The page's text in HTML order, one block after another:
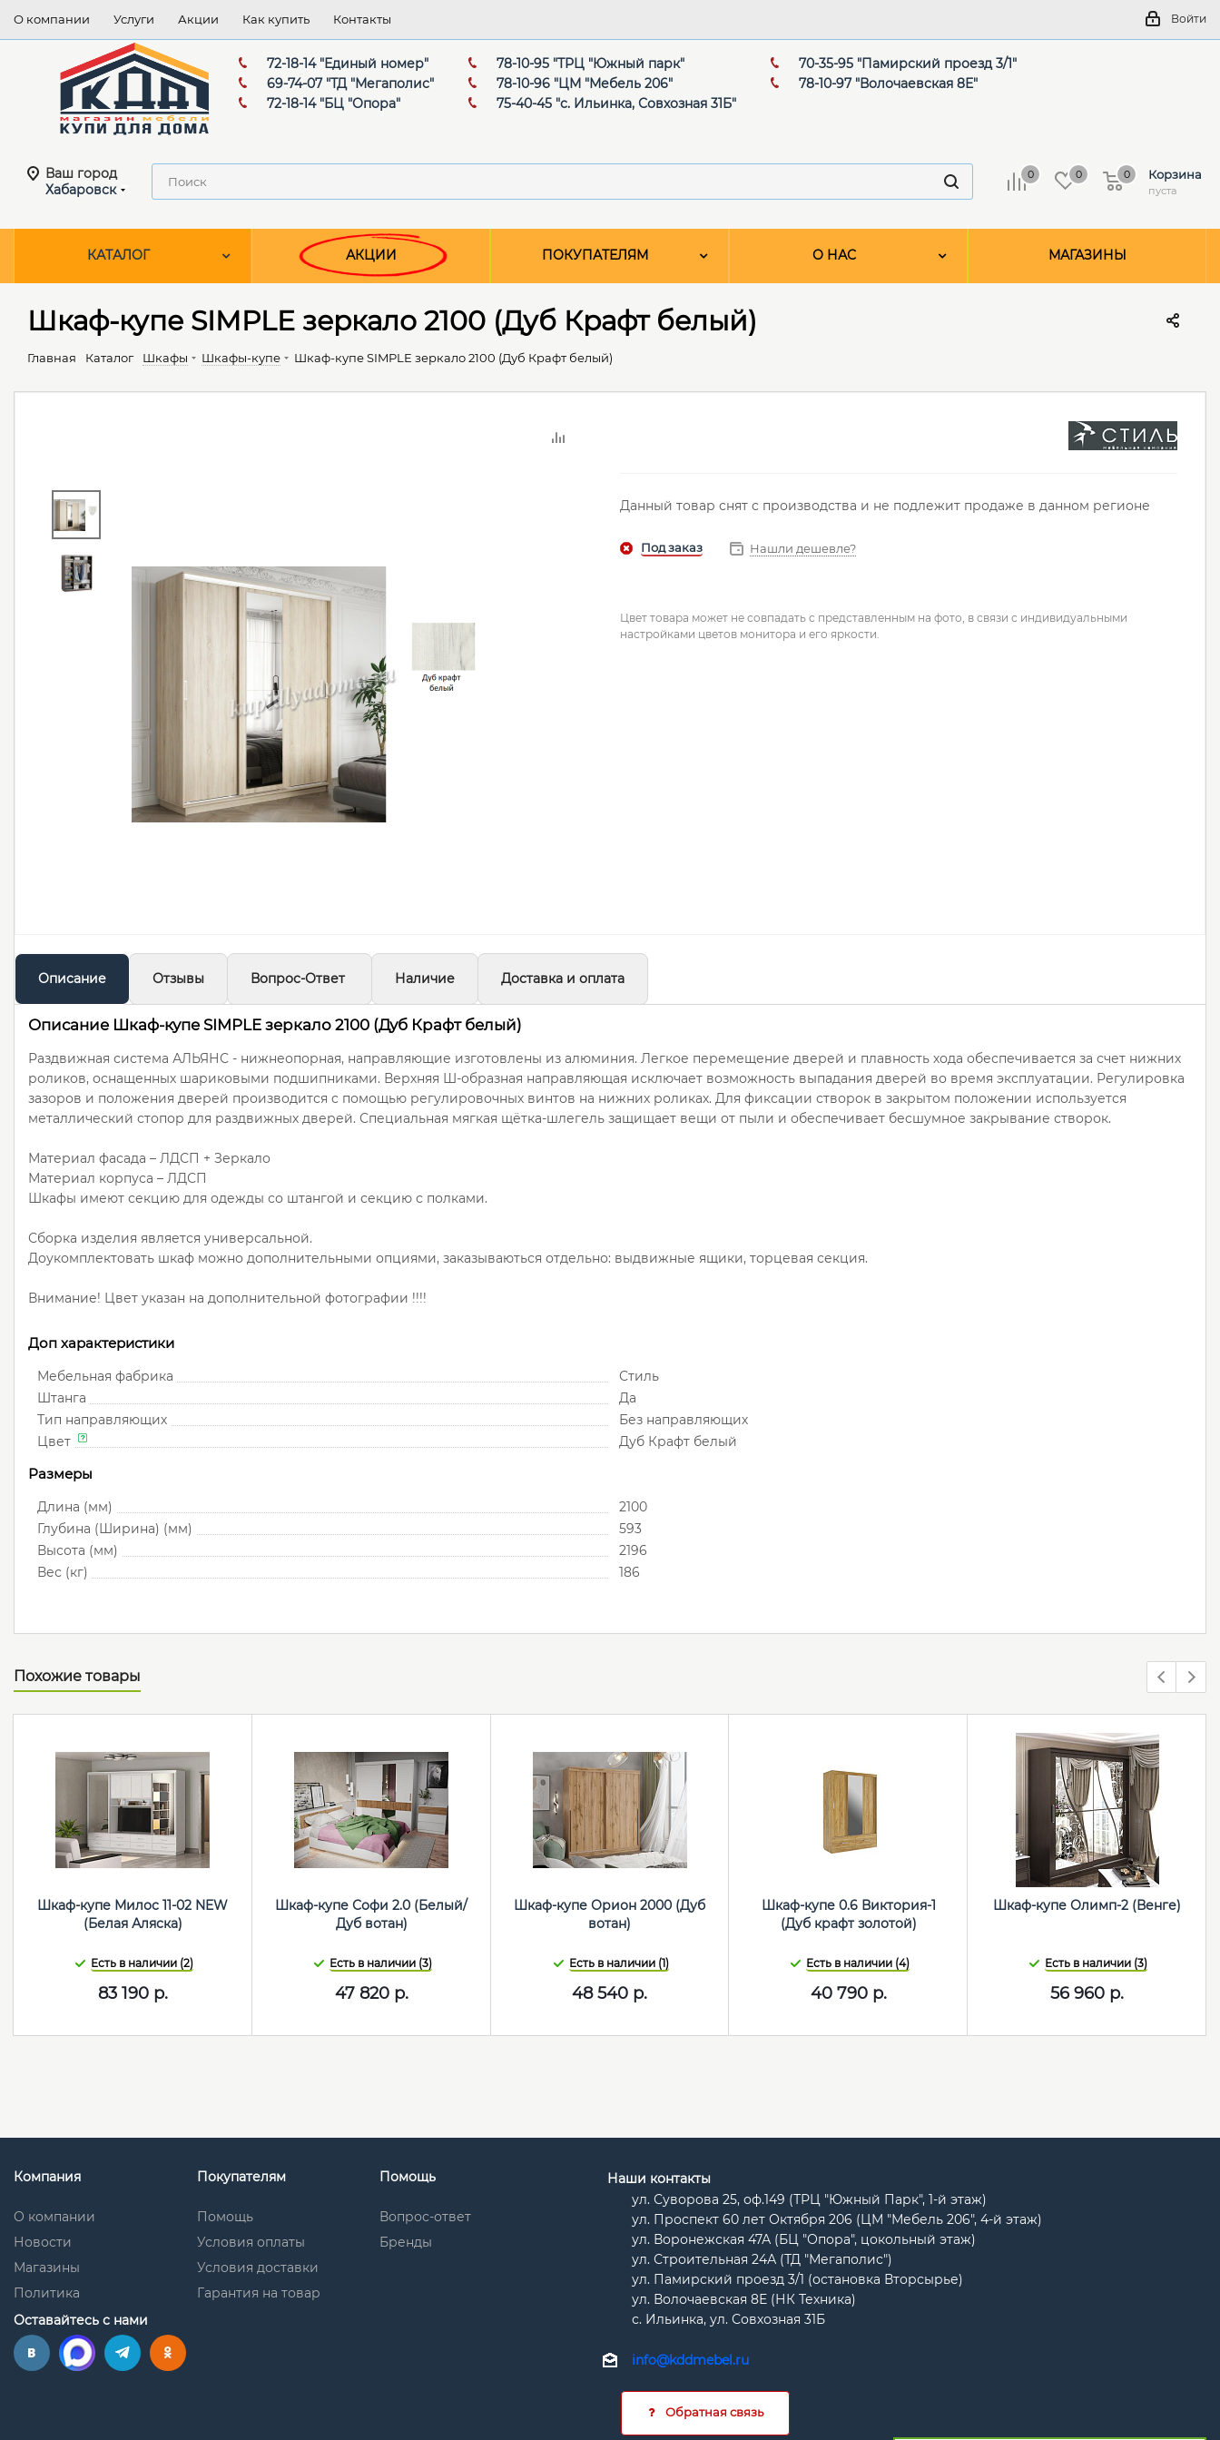
О компании Услуги Акции Как купить Контакты Войти
72-18-14 "Единый номер"
69-74-07 "ТД "Мегаполис"
72-18-14 "БЦ "Опора"
78-10-95 "ТРЦ "Южный парк"
78-10-96 "ЦМ "Мебель 206"
75-40-45 "с. Ильинка, Совхозная 31Б"
70-35-95 "Памирский проезд 3/1"
78-10-97 "Волочаевская 8Е"
Ваш город
Хабаровск
0 0 Корзина
пуста
0
КАТАЛОГ АКЦИИ ПОКУПАТЕЛЯМ О НАС МАГАЗИНЫ
Шкаф-купе SIMPLE зеркало 2100 (Дуб Крафт белый)
Главная Каталог Шкафы Шкафы-купе Шкаф-купе SIMPLE зеркало 2100 (Дуб Крафт белый)
Данный товар снят с производства и не подлежит продаже в данном регионе
Нашли дешевле?
Цвет товара может не совпадать с представленным на фото, в связи с индивидуальными
настройками цветов монитора и его яркости.
Описание Отзывы Вопрос-Ответ Наличие Доставка и оплата
Описание Шкаф-купе SIMPLE зеркало 2100 (Дуб Крафт белый)
Раздвижная система АЛЬЯНС - нижнеопорная, направляющие изготовлены из алюминия. Легкое перемещение дверей и плавность хода обеспечивается за счет нижних
роликов, оснащенных шариковыми подшипниками. Верхняя Ш-образная направляющая исключает возможность выпадания дверей во время эксплуатации. Регулировка
зазоров и положения дверей производится с помощью регулировочных винтов на нижних роликах. Для фиксации створок в закрытом положении используется
металлический стопор для раздвижных дверей. Специальная мягкая щётка-шлегель защищает вещи от пыли и обеспечивает бесшумное закрывание створок.
Материал фасада – ЛДСП + Зеркало
Материал корпуса – ЛДСП
Шкафы имеют секцию для одежды со штангой и секцию с полками.
Сборка изделия является универсальной.
Доукомплектовать шкаф можно дополнительными опциями, заказываються отдельно: выдвижные ящики, торцевая секция.
Внимание! Цвет указан на дополнительной фотографии !!!!
Доп характеристики
Мебельная фабрика
Стиль
Штанга
Да
Тип направляющих
Без направляющих
Цвет
Дуб Крафт белый
Размеры
Длина (мм)
2100
Глубина (Ширина) (мм)
593
Высота (мм)
2196
Вес (кг)
186
Похожие товары
Шкаф-купе Милос 11-02 NEW
(Белая Аляска)
Есть в наличии (2)
83 190р.
Шкаф-купе Софи 2.0 (Белый/
Дуб вотан)
Есть в наличии (3)
47 820р.
Шкаф-купе Орион 2000 (Дуб
вотан)
Есть в наличии (1)
48 540 р.
Шкаф-купе 0.6 Виктория-1
(Дуб крафт золотой)
Есть в наличии (4)
40 790р.
Шкаф-купе Олимп-2 (Венге)
Есть в наличии (3)
56 960 р.
Компания
О компании
Новости
Магазины
Политика
Покупателям
Помощь
Условия оплаты
Условия доставки
Гарантия на товар
Помощь
Вопрос-ответ
Бренды
Оставайтесь с нами
Наши контакты
ул. Суворова 25, оф.149 (ТРЦ "Южный Парк", 1-й этаж)
ул. Проспект 60 лет Октября 206 (ЦМ "Мебель 206", 4-й этаж)
ул. Воронежская 47А (БЦ "Опора", цокольный этаж)
ул. Строительная 24А (ТД "Мегаполис")
ул. Памирский проезд 3/1 (остановка Вторсырье)
ул. Волочаевская 8Е (НК Техника)
с. Ильинка, ул. Совхозная 31Б
info@kddmebel.ru
Обратная связь